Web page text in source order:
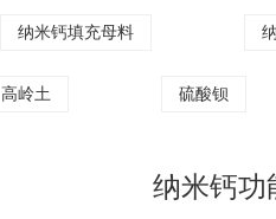
纳米钙填充母料
高岭土 硫酸钡
纳米钙功